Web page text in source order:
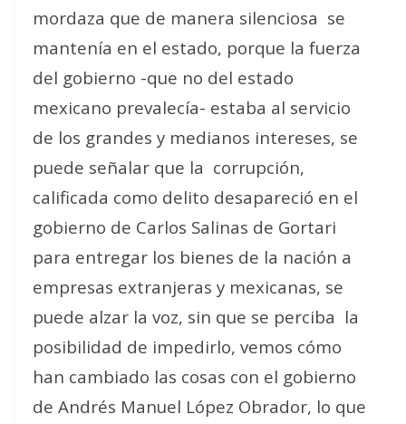
mordaza que de manera silenciosa se
mantenía en el estado, porque la fuerza
del gobierno -que no del estado
mexicano prevalecía- estaba al servicio
de los grandes y medianos intereses, se
puede señalar que la corrupción,
calificada como delito desapareció en el
gobierno de Carlos Salinas de Gortari
para entregar los bienes de la nación a
empresas extranjeras y mexicanas, se
puede alzar la voz, sin que se perciba la
posibilidad de impedirlo, vemos cómo
han cambiado las cosas con el gobierno
de Andrés Manuel López Obrador, lo que